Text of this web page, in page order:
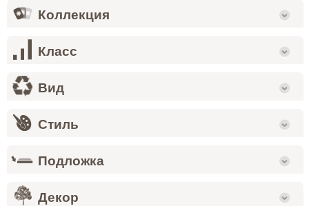
Коллекция
Класс
Вид
Стиль
Подложка
Декор